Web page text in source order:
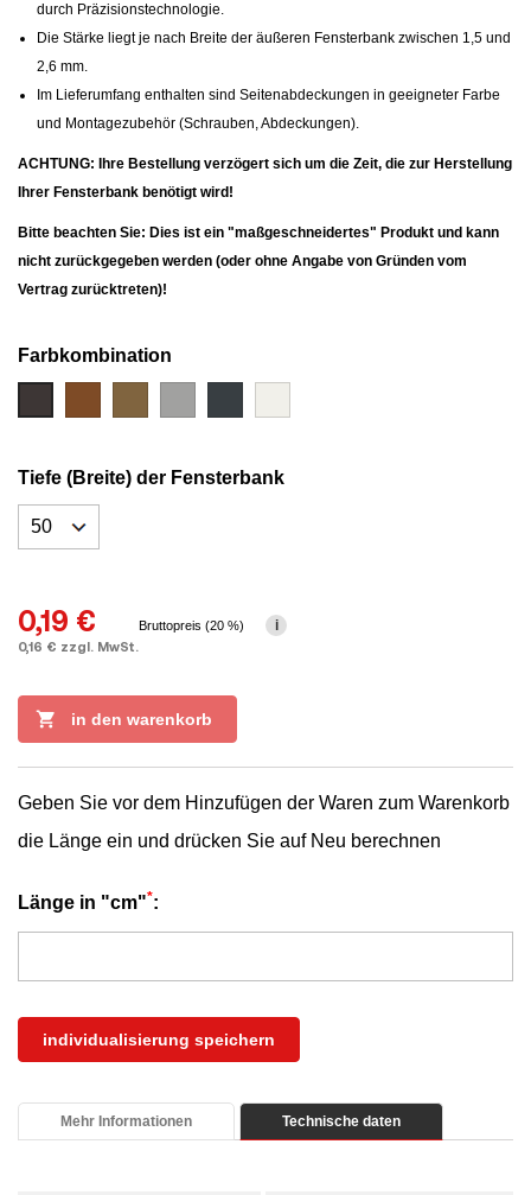
durch Präzisionstechnologie.
Die Stärke liegt je nach Breite der äußeren Fensterbank zwischen 1,5 und
2,6 mm.
Im Lieferumfang enthalten sind Seitenabdeckungen in geeigneter Farbe
und Montagezubehör (Schrauben, Abdeckungen).
ACHTUNG: Ihre Bestellung verzögert sich um die Zeit, die zur Herstellung
Ihrer Fensterbank benötigt wird!
Bitte beachten Sie: Dies ist ein "maßgeschneidertes" Produkt und kann
nicht zurückgegeben werden (oder ohne Angabe von Gründen vom
Vertrag zurücktreten)!
Farbkombination
Tiefe (Breite) der Fensterbank
0,19 €
0,16 € zzgl. MwSt.
Bruttopreis (20 %) i
 in den warenkorb
Geben Sie vor dem Hinzufügen der Waren zum Warenkorb
die Länge ein und drücken Sie auf Neu berechnen
Länge in "cm"*:
individualisierung speichern
Mehr Informationen Technische daten